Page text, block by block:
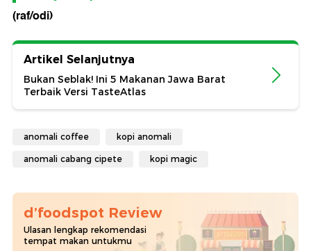
(raf/odi)
Artikel Selanjutnya
Bukan Seblak! Ini 5 Makanan Jawa Barat
Terbaik Versi TasteAtlas
anomali coffee kopi anomali
anomali cabang cipete kopi magic
d’foodspot Review
Ulasan lengkap rekomendasi
tempat makan untukmu